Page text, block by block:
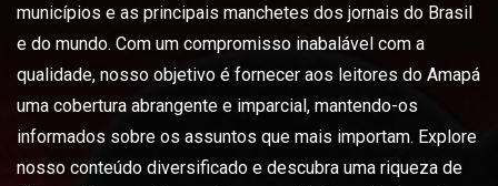
municípios e as principais manchetes dos jornais do Brasil
e do mundo. Com um compromisso inabalável com a
qualidade, nosso objetivo é fornecer aos leitores do Amapá
uma cobertura abrangente e imparcial, mantendo-os
informados sobre os assuntos que mais importam. Explore
nosso conteúdo diversificado e descubra uma riqueza de